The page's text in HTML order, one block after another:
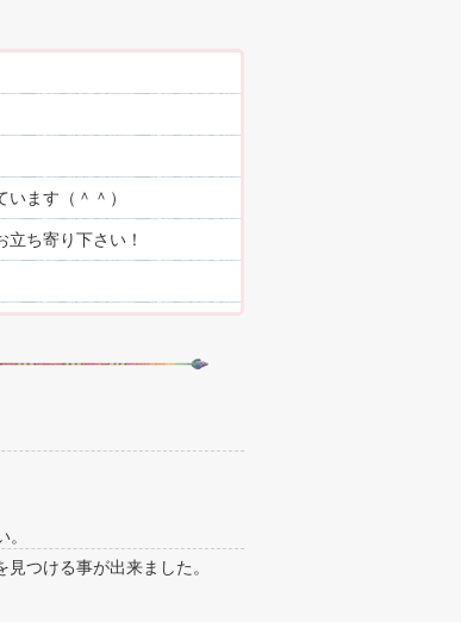
ます（＾＾）
ち寄り下さい！
つける事が出来ました。